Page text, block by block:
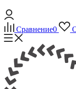
Сравнение0